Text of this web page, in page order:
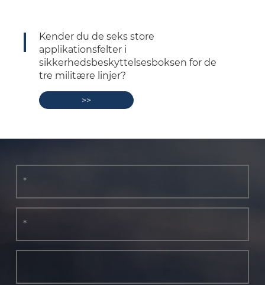
Kender du de seks store
applikationsfelter i
sikkerhedsbeskyttelsesboksen for de
tre militære linjer?
>>